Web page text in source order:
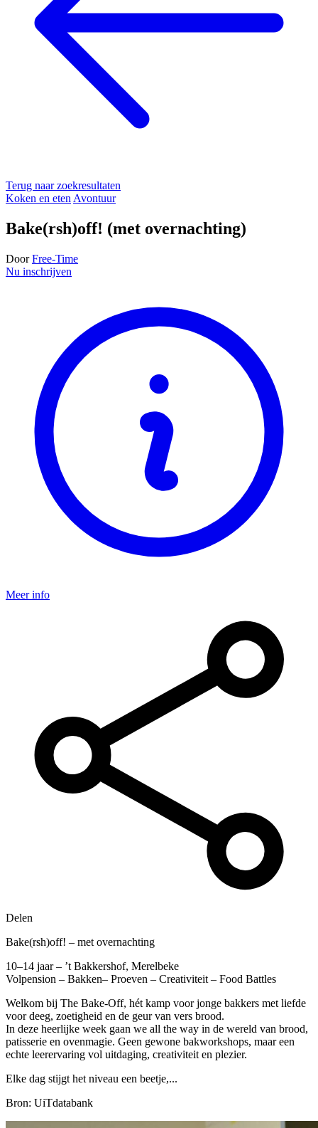
Terug naar zoekresultaten
Koken en eten Avontuur
Bake(rsh)off! (met overnachting)
Door Free-Time
Nu inschrijven
Meer info
Delen
Bake(rsh)off! – met overnachting
10–14 jaar – ’t Bakkershof, Merelbeke
Volpension – Bakken– Proeven – Creativiteit – Food Battles
Welkom bij The Bake-Off, hét kamp voor jonge bakkers met liefde
voor deeg, zoetigheid en de geur van vers brood.
In deze heerlijke week gaan we all the way in de wereld van brood,
patisserie en ovenmagie. Geen gewone bakworkshops, maar een
echte leerervaring vol uitdaging, creativiteit en plezier.
Elke dag stijgt het niveau een beetje,...
Bron: UiTdatabank